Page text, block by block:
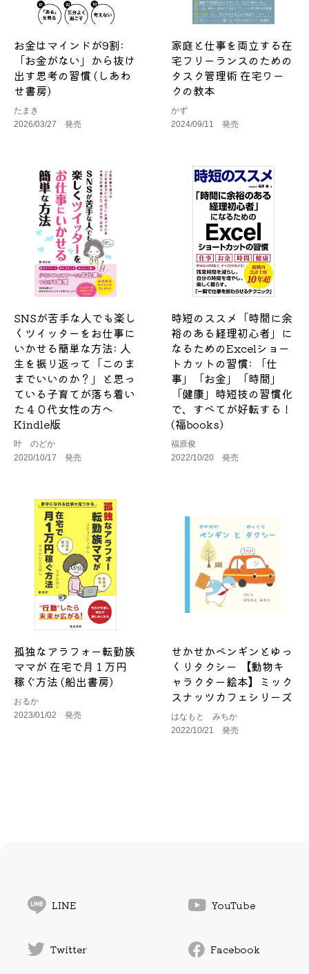
お金はマインドが9割:
「お金がない」から抜け
出す思考の習慣 (しあわ
せ書房)
たまき
2026/03/27 発売
家庭と仕事を両立する在
宅フリーランスのための
タスク管理術 在宅ワー
クの教本
かず
2024/09/11 発売
SNSが苦手な人でも楽し
くツイッターをお仕事に
いかせる簡単な方法: 人
生を振り返って「このま
までいいのか？」と思っ
ている子育てが落ち着い
た４０代女性の方へ
Kindle版
叶 のどか
2020/10/17 発売
時短のススメ「時間に余
裕のある経理初心者」に
なるためのExcelショー
トカットの習慣: 「仕
事」「お金」「時間」
「健康」時短技の習慣化
で、すべてが好転する！
(福books)
福原俊
2022/10/20 発売
孤独なアラフォー転勤族
ママが 在宅で月１万円
稼ぐ方法 (船出書房)
おるか
2023/01/02 発売
せかせかペンギンとゆっ
くりタクシー 【動物キ
ャラクター絵本】ミック
スナッツカフェシリーズ
はなもと みちか
2022/10/21 発売
LINE YouTube
Twitter Facebook